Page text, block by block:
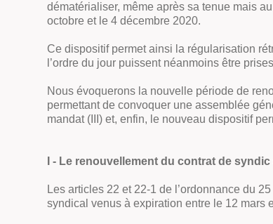
dématérialiser, même après sa tenue mais
octobre et le 4 décembre 2020.
Ce dispositif permet ainsi la régularisation
l’ordre du jour puissent néanmoins être
Nous évoquerons la nouvelle période de
permettant de convoquer une assemblée
mandat (III) et, enfin, le nouveau dispositif
I - Le renouvellement du contrat de
Les articles 22 et 22-1 de l’ordonnance du
syndical venus à expiration entre le 12 mars